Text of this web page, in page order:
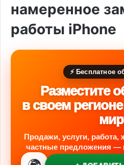
намеренное
работы iPhone
⚡ Бесплатное
Разместите
в своем
Продажи, услуги, работа,
частные предложения —